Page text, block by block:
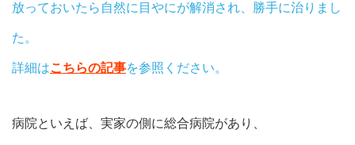
放っておいたら自然に目やにが解消され、勝手に治りまし
た。
詳細はこちらの記事を参照ください。
病院といえば、実家の側に総合病院があり、